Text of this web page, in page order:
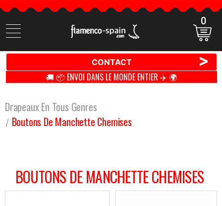
Cherchez
des
0
CONTACT >
🚚 📦 ENVOI DANS LE MONDE ENTIER ✈️ 🌍
Drapeaux En Tous Genres
Boutons De Manchette Chemises
BOUTONS DE MANCHETTE CHEMISES